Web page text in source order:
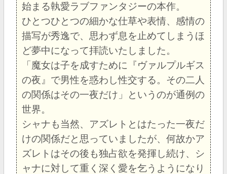
始まる執愛ラブファンタジーの本作。
ひとつひとつの細かな仕草や表情、感情の
描写が秀逸で、思わず息を止めてしまうほ
ど夢中になって拝読いたしました。
「魔女は子を成すために『ヴァルプルギス
の夜』で男性を惑わし性交する。その二人
の関係はその一夜だけ」というのが通例の
世界。
シャナも当然、アズレトとはたった一夜だ
けの関係だと思っていましたが、何故かア
ズレトはその後も独占欲を発揮し続け、シ
ャナに対して重く深く愛を乞うようになり